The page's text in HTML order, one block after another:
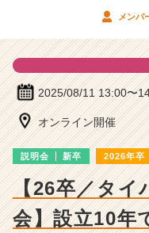
|
ベ
ン
チ
長
業
か
ら
メンバ
2025/08/11 13:00〜
オンライン開催
説明会 新卒 2026年卒
【26卒／タ
会】設立10年